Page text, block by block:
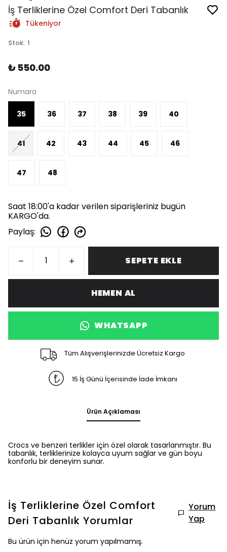
İş Terliklerine Özel Comfort Deri Tabanlık
Tükeniyor
Stok: 1
₺ 550.00
Numara
35 36 37 38 39 40
41 42 43 44 45 46
47 48
Saat 18:00'a kadar verilen siparişleriniz bugün
KARGO'da.
Paylaş:
SEPETE EKLE
HEMEN AL
WHATSAPP
Tüm Alışverişlerinizde Ücretsiz Kargo
15 İş Günü İçerisinde İade İmkanı
Ürün Açıklaması
Crocs ve benzeri terlikler için özel olarak tasarlanmıştır. Bu
tabanlık, terliklerinize kolayca uyum sağlar ve gün boyu
konforlu bir deneyim sunar.
İş Terliklerine Özel Comfort
Deri Tabanlık Yorumlar
Yorum
Yap
Bu ürün için henüz yorum yapılmamış.